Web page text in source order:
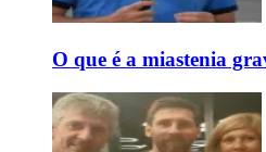
O que é a miastenia